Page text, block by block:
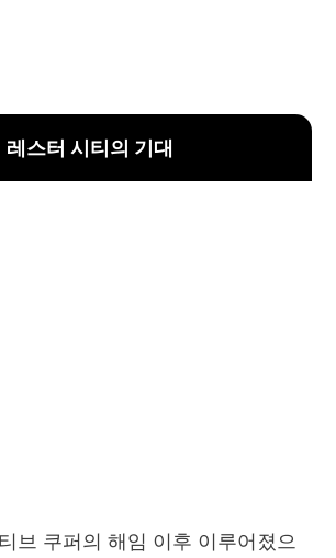
레스터 시티의 기대
브 쿠퍼의 해임 이후 이루어졌으